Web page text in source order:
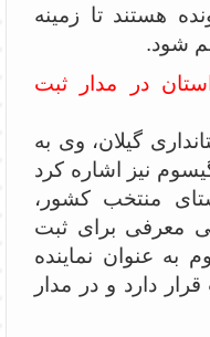
هستند تا زمینه
شود.
در مدار ثبت
گیلان، وی به
نیز اشاره کرد
میان ۱۰۰ روستای منتخب کشور،
معرفی برای ثبت
به عنوان نماینده
دارد و در مدار